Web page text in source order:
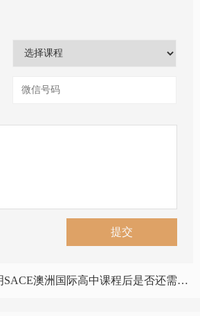
提交
澳洲国际高中课程后是否还需要额外的雅思成绩？